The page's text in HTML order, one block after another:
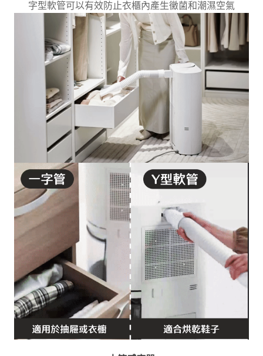
字型軟管可以有效防止衣櫃內產生黴菌和潮濕空氣